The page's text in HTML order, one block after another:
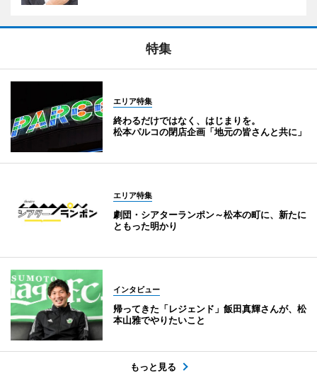
特集
エリア特集
終わるだけではなく、はじまりを。
松本パルコの閉店企画「地元の皆さんと共に」
エリア特集
劇団・シアターランポン～松本の町に、新たに
ともった明かり
インタビュー
帰ってきた「レジェンド」飯田真輝さんが、松
本山雅でやりたいこと
もっと見る